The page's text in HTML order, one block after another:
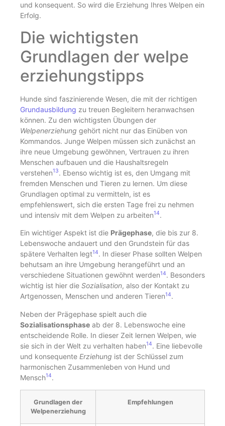
und konsequent. So wird die Erziehung Ihres Welpen ein
Erfolg.
Die wichtigsten
Grundlagen der welpe
erziehungstipps
Hunde sind faszinierende Wesen, die mit der richtigen
Grundausbildung zu treuen Begleitern heranwachsen
können. Zu den wichtigsten Übungen der
Welpenerziehung gehört nicht nur das Einüben von
Kommandos. Junge Welpen müssen sich zunächst an
ihre neue Umgebung gewöhnen, Vertrauen zu ihren
Menschen aufbauen und die Haushaltsregeln
verstehen13. Ebenso wichtig ist es, den Umgang mit
fremden Menschen und Tieren zu lernen. Um diese
Grundlagen optimal zu vermitteln, ist es
empfehlenswert, sich die ersten Tage frei zu nehmen
und intensiv mit dem Welpen zu arbeiten14.
Ein wichtiger Aspekt ist die Prägephase, die bis zur 8.
Lebenswoche andauert und den Grundstein für das
spätere Verhalten legt14. In dieser Phase sollten Welpen
behutsam an ihre Umgebung herangeführt und an
verschiedene Situationen gewöhnt werden14. Besonders
wichtig ist hier die Sozialisation, also der Kontakt zu
Artgenossen, Menschen und anderen Tieren14.
Neben der Prägephase spielt auch die
Sozialisationsphase ab der 8. Lebenswoche eine
entscheidende Rolle. In dieser Zeit lernen Welpen, wie
sie sich in der Welt zu verhalten haben14. Eine liebevolle
und konsequente Erziehung ist der Schlüssel zum
harmonischen Zusammenleben von Hund und
Mensch14.
Grundlagen der
Welpenerziehung
Empfehlungen